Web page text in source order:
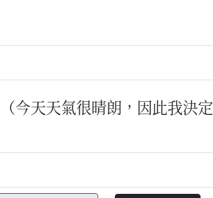
（今天天氣很晴朗，因此我決定